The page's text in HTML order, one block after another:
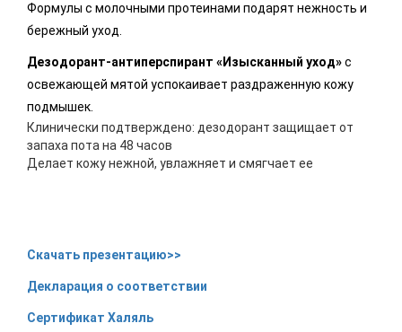
Формулы с молочными протеинами подарят нежность и
бережный уход.
Дезодорант-антиперспирант «Изысканный уход»с
освежающей мятой успокаивает раздраженную кожу
подмышек.
Клинически подтверждено: дезодорант защищает от
запаха пота на 48 часов
Делает кожу нежной, увлажняет и смягчает ее
Скачать презентацию>>
Декларация о соответствии
Сертификат Халяль